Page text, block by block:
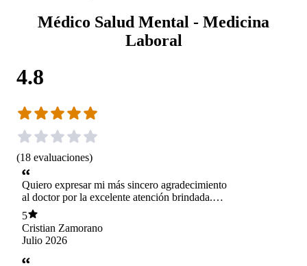
Médico Salud Mental - Medicina
Laboral
4.8
(18 evaluaciones)
Quiero expresar mi más sincero agradecimiento
al doctor por la excelente atención brindada.
Desde el primer momento demostró un trato
muy humano, amable y respetuoso, escuchando
con paciencia todas mis inquietudes y
explicando cada aspecto de manera clara y
comprensible. Su profesionalismo, dedicación y
5
Cristian Zamorano
Julio 2026